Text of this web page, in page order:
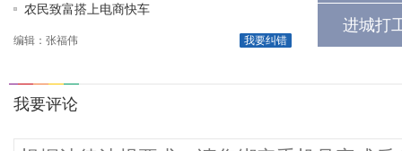
农民致富搭上电商快车
我要纠错
编辑：张福伟
进城打